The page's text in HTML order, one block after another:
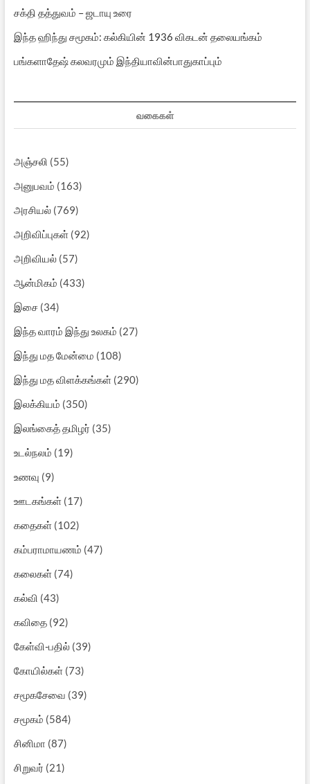
சக்தி தத்துவம் – ஜடாயு உரை
இந்த ஹிந்து சமூகம்: கல்கியின் 1936 விகடன் தலையங்கம்
பங்களாதேஷ் கலவரமும் இந்தியாவின்பாதுகாப்பும்
வகைகள்
அஞ்சலி (55)
அனுபவம் (163)
அரசியல்(769)
அறிவிப்புகள்(92)
அறிவியல்(57)
ஆன்மிகம் (433)
இசை(34)
இந்த வாரம் இந்து உலகம் (27)
இந்து மத மேன்மை (108)
இந்து மத விளக்கங்கள்(290)
இலக்கியம் (350)
இலங்கைத் தமிழர் (35)
உடல்நலம் (19)
உணவு (9)
ஊடகங்கள்(17)
கதைகள்(102)
கம்பராமாயணம் (47)
கலைகள்(74)
கல்வி (43)
கவிதை(92)
கேள்வி-பதில்(39)
கோயில்கள்(73)
சமூகசேவை (39)
சமூகம் (584)
சினிமா (87)
சிறுவர் (21)